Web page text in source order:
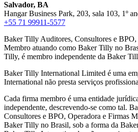
Salvador, BA
Hangar Business Park, 203, sala 103, 1º
+55 71 99911-5577
Baker Tilly Auditores, Consultores e BPO,
Membro atuando como Baker Tilly no
Tilly, é membro independente da Baker
Baker Tilly International Limited é uma
International não presta serviços
Cada firma membro é uma entidade
independente, descrevendo-se como tal.
Consultores e BPO, Operadora e Firmas
Baker Tilly no Brasil, sob a forma da